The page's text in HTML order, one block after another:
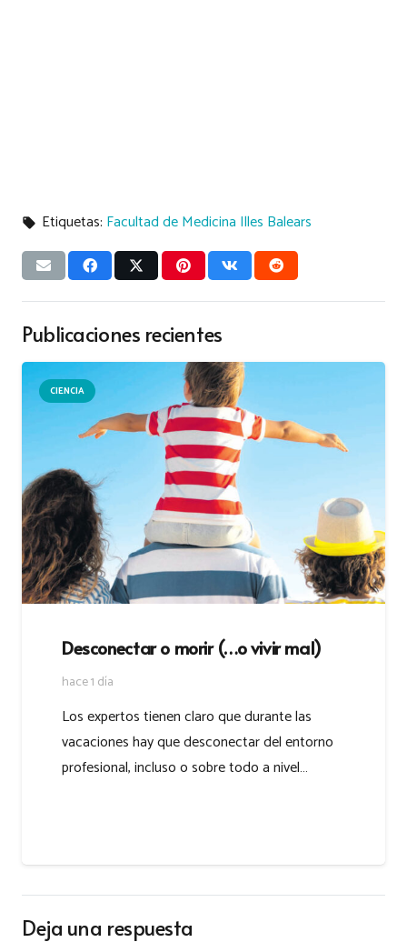
local_offer Etiquetas: Facultad de Medicina Illes Balears
Publicaciones recientes
CIENCIA
Desconectar o morir (…o vivir mal)
hace 1 día
Los expertos tienen claro que durante las
vacaciones hay que desconectar del entorno
profesional, incluso o sobre todo a nivel…
Deja una respuesta